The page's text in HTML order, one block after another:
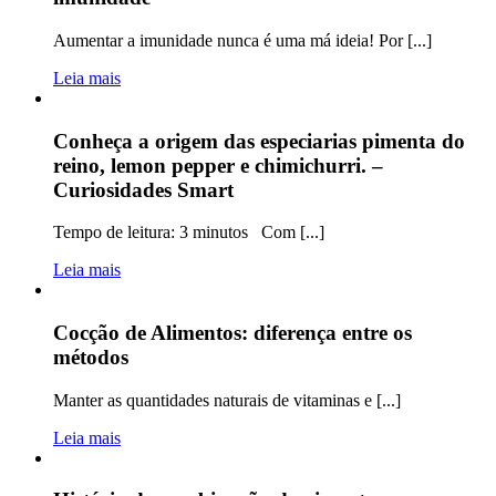
Aumentar a imunidade nunca é uma má ideia! Por [...]
Leia mais
Conheça a origem das especiarias pimenta do
reino, lemon pepper e chimichurri. –
Curiosidades Smart
Tempo de leitura: 3 minutos Com [...]
Leia mais
Cocção de Alimentos: diferença entre os
métodos
Manter as quantidades naturais de vitaminas e [...]
Leia mais